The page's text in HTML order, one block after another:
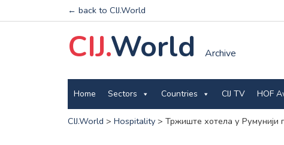
← back to CIJ.World
CIJ.World Archive
Home Sectors Countries CIJ TV HOF
CIJ.World > Hospitality> Тржиште хотела у Румунији